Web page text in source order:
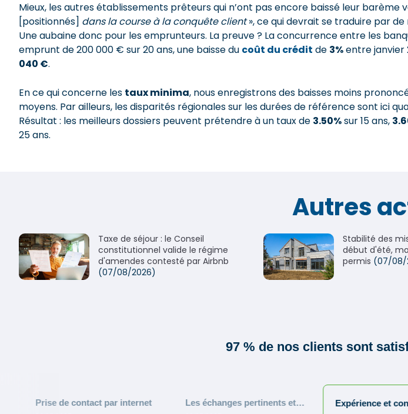
Mieux, les autres établissements prêteurs qui n’ont pas encore baissé leur barème
[positionnés] dans la course à la conquête client», ce qui devrait se traduire par de
Une aubaine donc pour les emprunteurs. La preuve ? La concurrence entre les
emprunt de 200 000 € sur 20 ans, une baisse du coût du crédit de 3%entre janvier
040 €.
En ce qui concerne les taux minima, nous enregistrons des baisses moins
moyens. Par ailleurs, les disparités régionales sur les durées de référence sont ici
Résultat : les meilleurs dossiers peuvent prétendre à un taux de 3.50%sur 15 ans,
25 ans.
Autres
Taxe de séjour : le Conseil
constitutionnel valide le régime
d'amendes contesté par Airbnb
(07/08/2026)
Stabilité des
début d'été,
permis (07/08/